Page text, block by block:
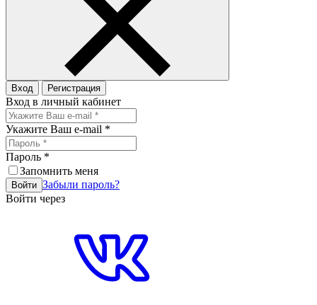
Вход Регистрация
Вход в личный кабинет
Укажите Ваш e-mail *
Пароль *
Запомнить меня
Войти Забыли пароль?
Войти через